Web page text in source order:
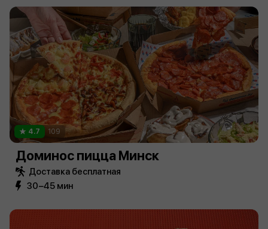
4.7 109
Доминос пицца Минск
Доставка бесплатная
30−45 мин